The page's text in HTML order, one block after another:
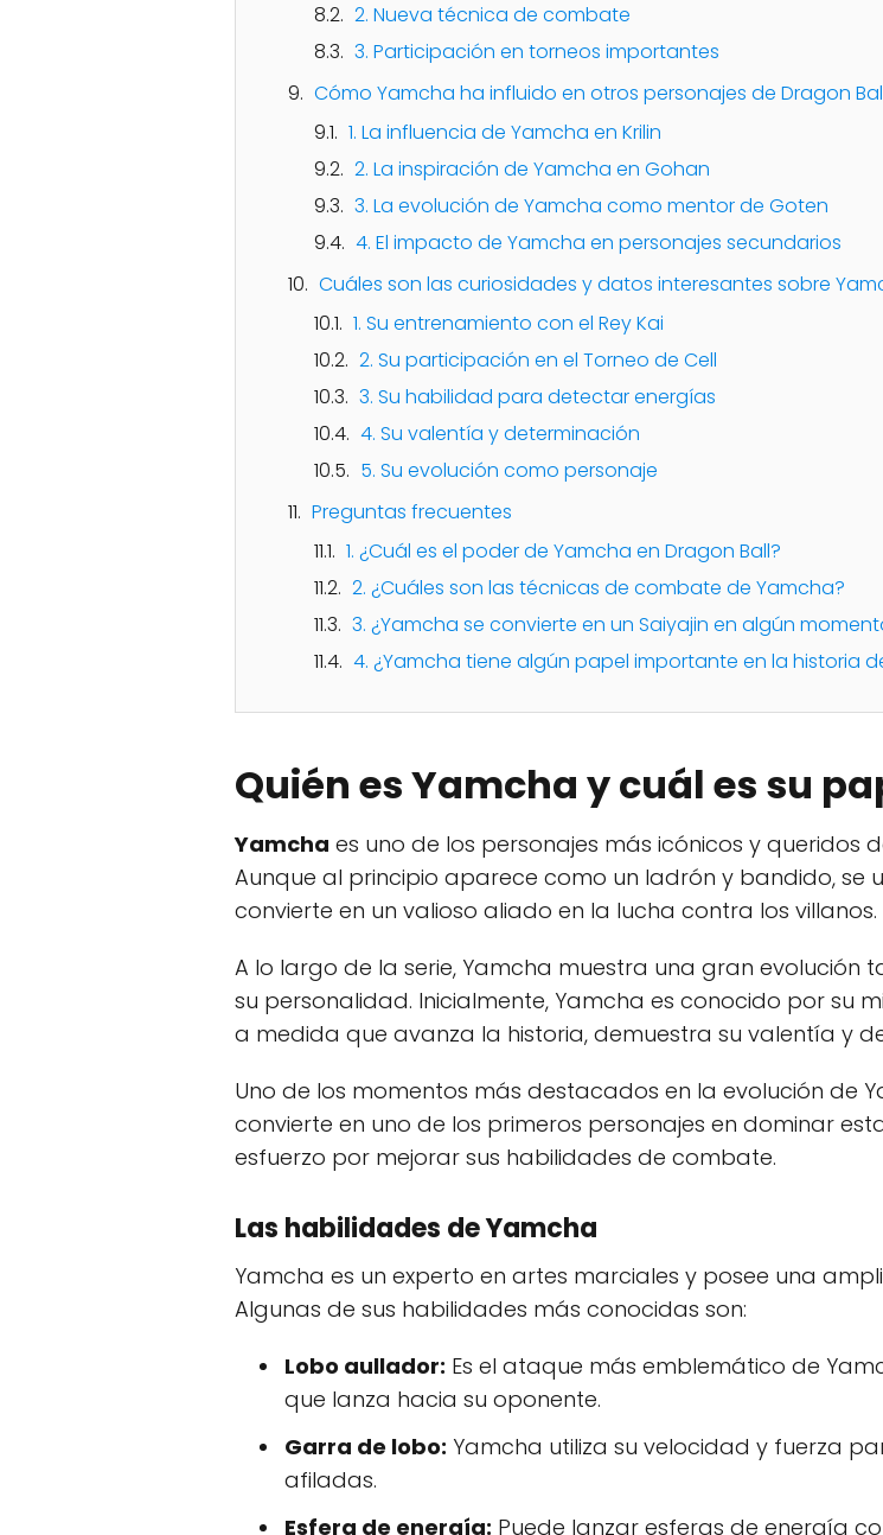
2. Nueva técnica de combate
3. Participación en torneos importantes
Cómo Yamcha ha influido en otros personajes de Dragon
1. La influencia de Yamcha en Krilin
2. La inspiración de Yamcha en Gohan
3. La evolución de Yamcha como mentor de Goten
4. El impacto de Yamcha en personajes secundarios
Cuáles son las curiosidades y datos interesantes sobre
1. Su entrenamiento con el Rey Kai
2. Su participación en el Torneo de Cell
3. Su habilidad para detectar energías
4. Su valentía y determinación
5. Su evolución como personaje
Preguntas frecuentes
1. ¿Cuál es el poder de Yamcha en Dragon Ball?
2. ¿Cuáles son las técnicas de combate de Yamcha?
3. ¿Yamcha se convierte en un Saiyajin en algún
4. ¿Yamcha tiene algún papel importante en la historia
Quién es Yamcha y cuál es su
Yamcha es uno de los personajes más icónicos y queridos
Aunque al principio aparece como un ladrón y bandido, se
convierte en un valioso aliado en la lucha contra los villanos.
A lo largo de la serie, Yamcha muestra una gran
su personalidad. Inicialmente, Yamcha es conocido por su
a medida que avanza la historia, demuestra su valentía y
Uno de los momentos más destacados en la evolución de
convierte en uno de los primeros personajes en dominar
esfuerzo por mejorar sus habilidades de combate.
Las habilidades de Yamcha
Yamcha es un experto en artes marciales y posee una
Algunas de sus habilidades más conocidas son:
Lobo aullador: Es el ataque más emblemático de
que lanza hacia su oponente.
Garra de lobo: Yamcha utiliza su velocidad y fuerza
afiladas.
Esfera de energía: Puede lanzar esferas de energía